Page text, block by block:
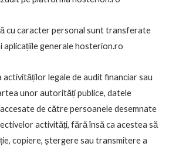
cu caracter personal sunt transferate
aplicațiile generale hosterion.ro
legale de audit financiar sau
unor autorități publice, datele
de către persoanele desemnate
activități, fără însă ca acestea să
copiere, ștergere sau transmitere a